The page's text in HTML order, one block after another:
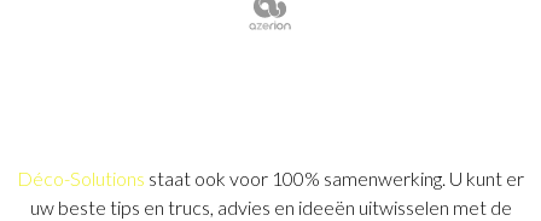
Déco-Solutions staat ook voor 100% samenwerking. U kunt er
uw beste tips en trucs, advies en ideeën uitwisselen met de